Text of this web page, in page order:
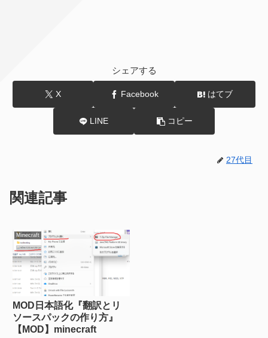
シェアする
X Facebook はてブ
LINE コピー
27代目
関連記事
Minecraft
MOD日本語化『翻訳とリ
ソースパックの作り方』
【MOD】minecraft